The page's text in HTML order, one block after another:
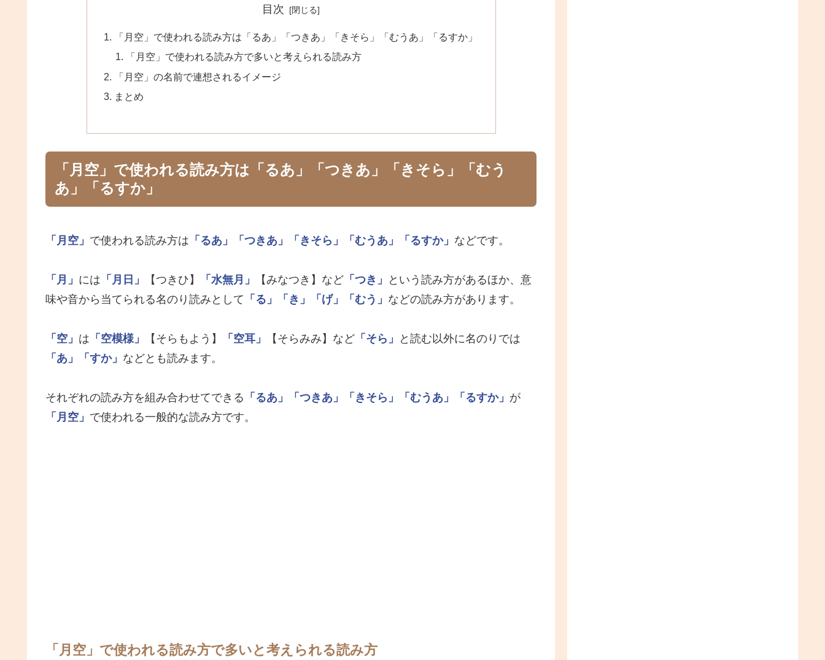
目次
「月空」で使われる読み方は「るあ」「つきあ」「きそら」「むうあ」「るすか」
「月空」で使われる読み方で多いと考えられる読み方
「月空」の名前で連想されるイメージ
まとめ
「月空」で使われる読み方は「るあ」「つきあ」「きそら」「むう
あ」「るすか」
「月空」 で使われる読み方は 「るあ」 「つきあ」 「きそら」 「むうあ」 「るすか」 などです。
「月」 には 「月日」 【つきひ】 「水無月」 【みなつき】など 「つき」
という読み方があるほか、意
味や音から当てられる名のり読みとして 「る」 「き」 「げ」 「むう」 などの読み方があります。
「空」 は 「空模様」 【そらもよう】 「空耳」 【そらみみ】など 「そら」
と読む以外に名のりでは
「あ」
「すか」 などとも読みます。
それぞれの読み方を組み合わせてできる 「るあ」 「つきあ」 「きそら」 「むうあ」 「るすか」 が
「月空」 で使われる一般的な読み方です。
「月空」で使われる読み方で多いと考えられる読み方